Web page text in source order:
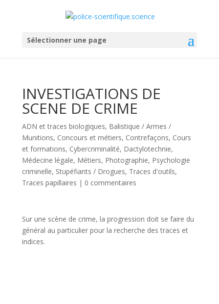
Sélectionner une page
INVESTIGATIONS DE
SCENE DE CRIME
ADN et traces biologiques, Balistique / Armes /
Munitions, Concours et métiers, Contrefaçons, Cours
et formations, Cybercriminalité, Dactylotechnie,
Médecine légale, Métiers, Photographie, Psychologie
criminelle, Stupéfiants / Drogues, Traces d'outils,
Traces papillaires | 0 commentaires
Sur une scène de crime, la progression doit se faire du
général au particulier pour la recherche des traces et
indices.